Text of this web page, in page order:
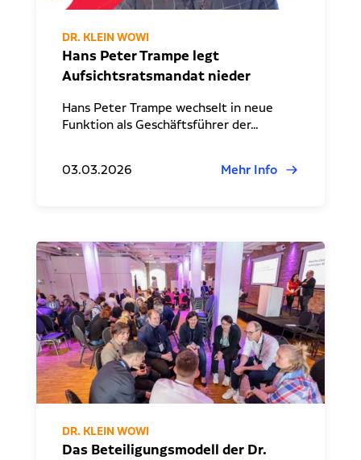
DR. KLEIN WOWI
Hans Peter Trampe legt
Aufsichtsratsmandat nieder
Hans Peter Trampe wechselt in neue
Funktion als Geschäftsführer der…
03.03.2026 Mehr Info
DR. KLEIN WOWI
Das Beteiligungsmodell der Dr.